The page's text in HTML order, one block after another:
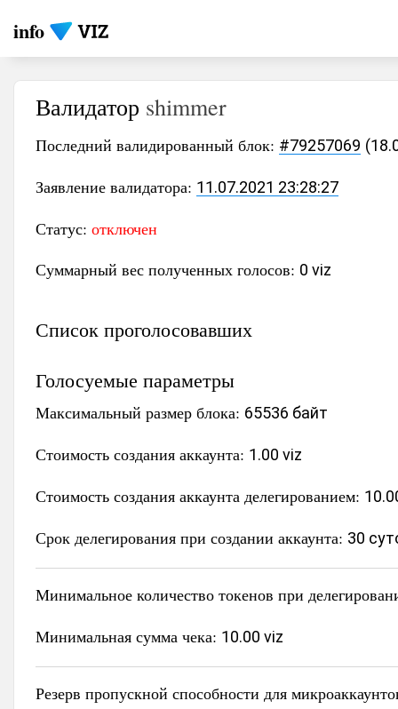
info
Валидатор shimmer
Последний валидированный блок: #79257069
Заявление валидатора: 11.07.2021 23:28:27
Статус: отключен
Суммарный вес полученных голосов: 0 viz
Список проголосовавших
Голосуемые параметры
Максимальный размер блока: 65536 байт
Стоимость создания аккаунта: 1.00 viz
Стоимость создания аккаунта делегированием:
Срок делегирования при создании аккаунта: 30
Минимальное количество токенов при
Минимальная сумма чека: 10.00 viz
Резерв пропускной способности для